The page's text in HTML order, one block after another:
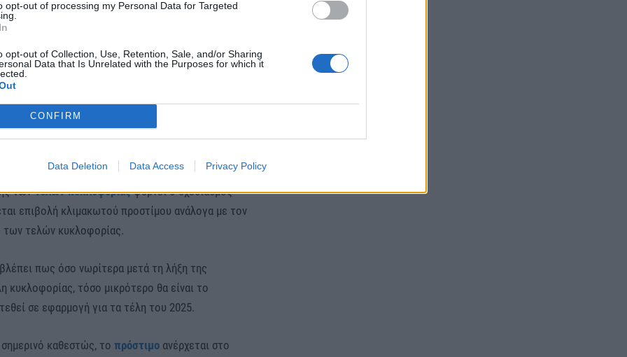
opt-out of processing my Personal Data for Targeted
opt-out of Collection, Use, Retention, Sale, and/or Sharing
Data that Is Unrelated with the Purposes for which it
CONFIRM
Data Deletion Data Access Privacy Policy
θα εντοπίζονται και τα οχήματα που
έλεγχο στα ΚΤΕΟ.
στους κατόχους των οχημάτων αυτών θα
, ενώ αν η παράβαση διαπιστωθεί σε έλεγχο της
στα400 ευρώ.
τωντελών κυκλοφορίας φέρνει ο σχεδιασμός
επιβολή κλιμακωτού προστίμου ανάλογα με τον
τελών κυκλοφορίας.
πως όσο νωρίτερα μετά τη λήξη της
κυκλοφορίας, τόσο μικρότερο θα είναι το
σε εφαρμογή για τα τέλη του 2025.
καθεστώς, το πρόστιμοανέρχεται στο